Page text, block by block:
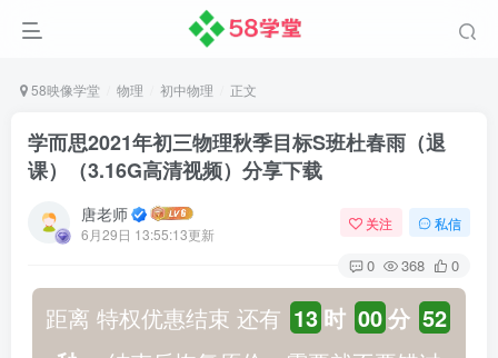
58映像学堂 物理 初中物理 正文
学而思2021年初三物理秋季目标S班杜春雨（退
课）（3.16G高清视频）分享下载
唐老师
6月29日 13:55:13更新
关注 私信
0 368 0
距离 特权优惠结束 还有 13 时 00分 52